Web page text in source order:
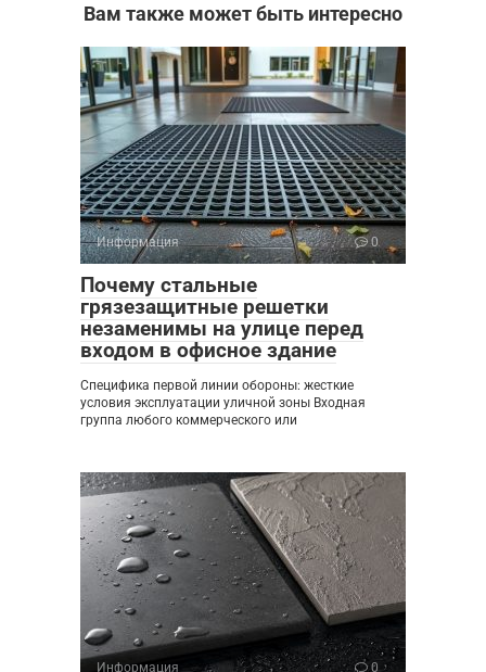
Вам также может быть интересно
Информация 0
Почему стальные
грязезащитные решетки
незаменимы на улице перед
входом в офисное здание
Специфика первой линии обороны: жесткие
условия эксплуатации уличной зоны Входная
группа любого коммерческого или
Информация 0